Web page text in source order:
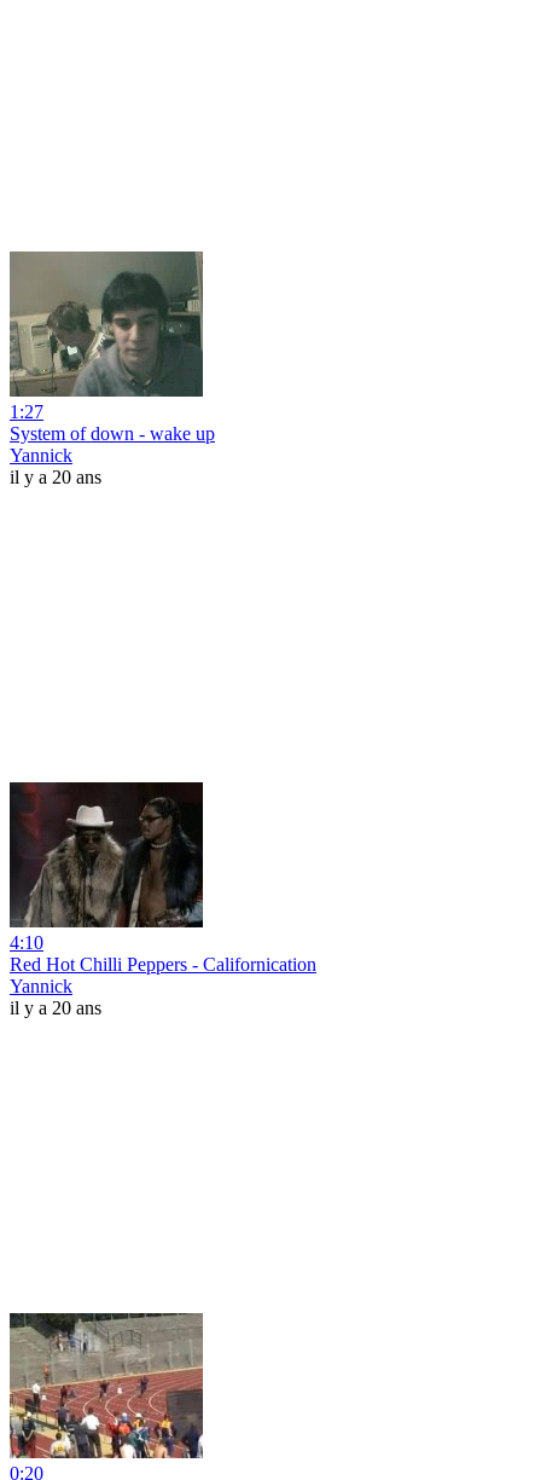
1:27
System of down - wake up
Yannick
il y a 20 ans
4:10
Red Hot Chilli Peppers - Californication
Yannick
il y a 20 ans
0:20